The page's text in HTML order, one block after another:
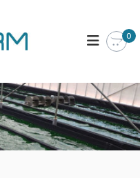
O
R
M
L
a
0